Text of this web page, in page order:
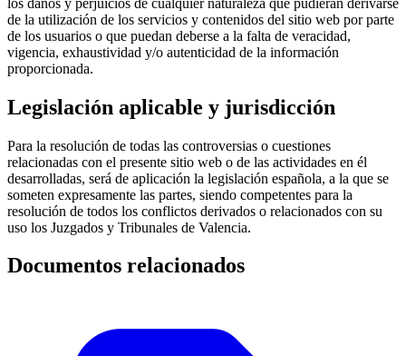
de la utilización de los servicios y contenidos del sitio web por parte
de los usuarios o que puedan deberse a la falta de veracidad,
vigencia, exhaustividad y/o autenticidad de la información
proporcionada.
Legislación aplicable y jurisdicción
Para la resolución de todas las controversias o cuestiones
relacionadas con el presente sitio web o de las actividades en él
desarrolladas, será de aplicación la legislación española, a la que se
someten expresamente las partes, siendo competentes para la
resolución de todos los conflictos derivados o relacionados con su
uso los Juzgados y Tribunales de Valencia.
Documentos relacionados